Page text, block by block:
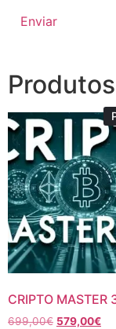
CRIPTO MASTER
699,00€ 579,00€